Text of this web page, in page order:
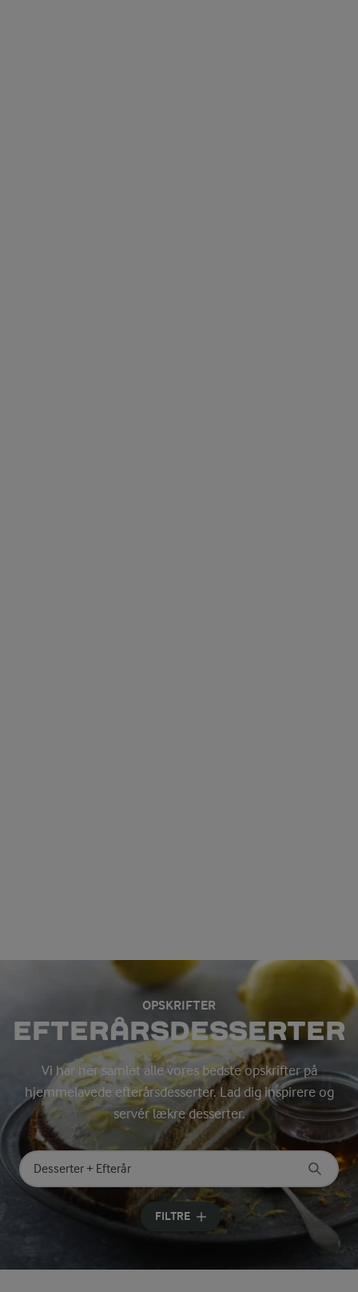
OPSKRIFTER
EFTERÅRSDESSERTER
Vi har her samlet alle vores bedste opskrifter på
hjemmelavede efterårsdesserter. Lad dig inspirere og
servér lækre desserter.
Søg på kategori
Indtast søgeord for at søge
FILTRE